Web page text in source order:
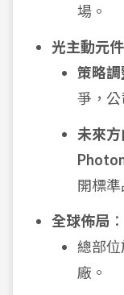
場。
光主動元
策略調
爭，公
未來
開標準
全球佈局 ：
總部
廠。